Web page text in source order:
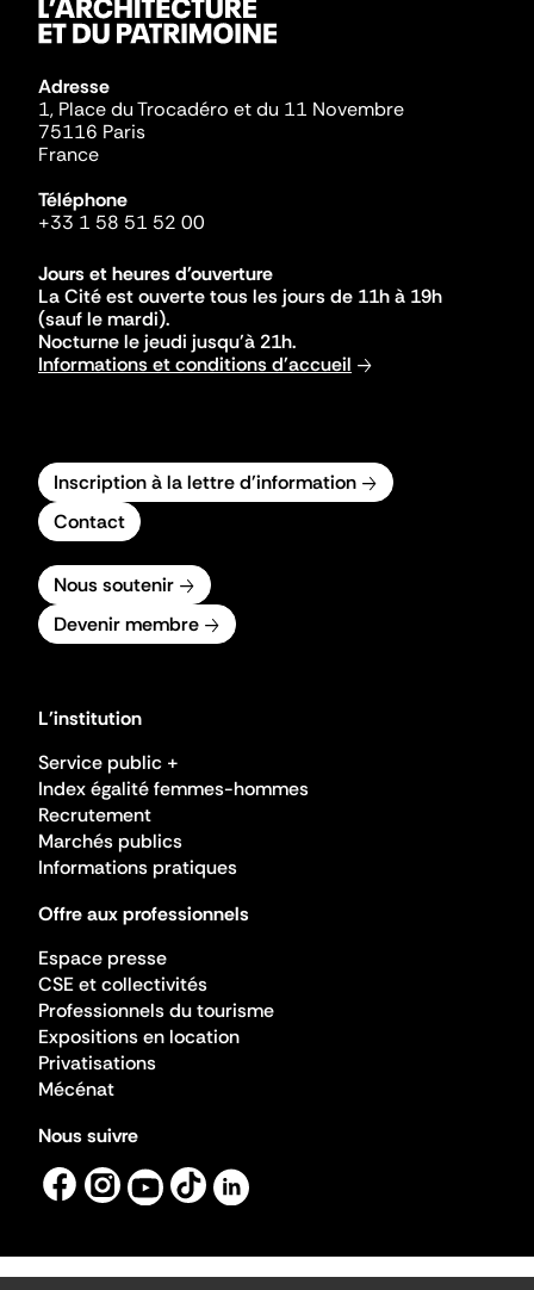
Adresse
1, Place du Trocadéro et du 11 Novembre
75116 Paris
France
Téléphone
+33 1 58 51 52 00
Jours et heures d'ouverture
La Cité est ouverte tous les jours de 11h à 19h
(sauf le mardi).
Nocturne le jeudi jusqu'à 21h.
Informations et conditions d'accueil
Inscription à la lettre d'information
Contact
Nous soutenir
Devenir membre
L'institution
Service public +
Index égalité femmes-hommes
Recrutement
Marchés publics
Informations pratiques
Offre aux professionnels
Espace presse
CSE et collectivités
Professionnels du tourisme
Expositions en location
Privatisations
Mécénat
Nous suivre